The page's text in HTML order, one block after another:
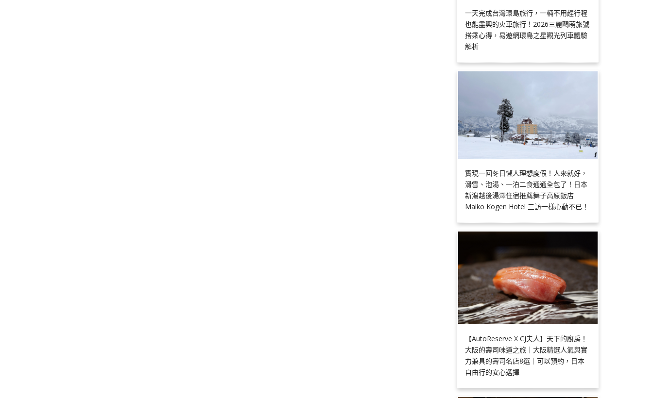
一天完成台灣環島旅行，一輛不用趕行程
也能盡興的火車旅行！2026三麗鷗萌旅號
搭乘心得，易遊網環島之星觀光列車體驗
解析
實現一回冬日懶人理想度假！人來就好，
滑雪、泡湯、一泊二食通通全包了！日本
新潟越後湯澤住宿推薦舞子高原飯店
Maiko Kogen Hotel 三訪一樣心動不已！
【AutoReserve X CJ夫人】天下的廚房！
大阪的壽司味道之旅｜大阪精選人氣與實
力兼具的壽司名店8選｜可以預約，日本
自由行的安心選擇